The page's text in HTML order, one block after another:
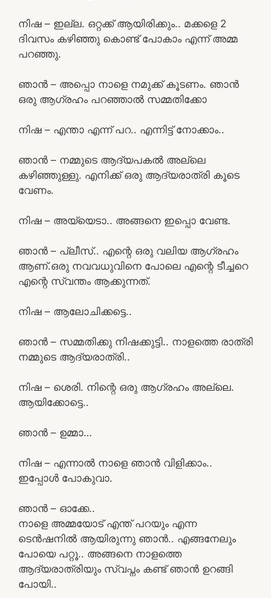
നിഷ – ഇല്ല. ഒറ്റക്ക് ആയിരിക്കും.. മക്കളെ 2
ദിവസം കഴിഞ്ഞു കൊണ്ട് പോകാം എന്ന് അമ്മ
പറഞ്ഞു.
ഞാൻ – അപ്പൊ നാളെ നമുക്ക് കൂടണം. ഞാൻ
ഒരു ആഗ്രഹം പറഞ്ഞാൽ സമ്മതിക്കോ
നിഷ – എന്താ എന്ന് പറ.. എന്നിട്ട് നോക്കാം..
ഞാൻ – നമ്മുടെ ആദ്യപകൽ അല്ലെ
കഴിഞ്ഞുള്ളു. എനിക്ക് ഒരു ആദ്യരാത്രി കൂടെ
വേണം.
നിഷ – അയ്യെടാ.. അങ്ങനെ ഇപ്പൊ വേണ്ട.
ഞാൻ – പ്ലീസ്.. എന്റെ ഒരു വലിയ ആഗ്രഹം
ആണ്.ഒരു നവവധുവിനെ പോലെ എന്റെ ടീച്ചറെ
എന്റെ സ്വന്തം ആക്കുന്നത്.
നിഷ – ആലോചിക്കട്ടെ..
ഞാൻ – സമ്മതിക്കു നിഷക്കുട്ടി.. നാളത്തെ രാത്രി
നമ്മുടെ ആദ്യരാത്രി..
നിഷ – ശെരി. നിന്റെ ഒരു ആഗ്രഹം അല്ലെ.
ആയിക്കോട്ടെ..
ഞാൻ – ഉമ്മാ…
നിഷ – എന്നാൽ നാളെ ഞാൻ വിളിക്കാം..
ഇപ്പോൾ പോകുവാ.
ഞാൻ – ഓക്കേ..
നാളെ അമ്മയോട് എന്ത് പറയും എന്ന
ടെൻഷനിൽ ആയിരുന്നു ഞാൻ.. എങ്ങനേലും
പോയെ പറ്റൂ.. അങ്ങനെ നാളത്തെ
ആദ്യരാത്രിയും സ്വപ്നം കണ്ട് ഞാൻ ഉറങ്ങി
പോയി..